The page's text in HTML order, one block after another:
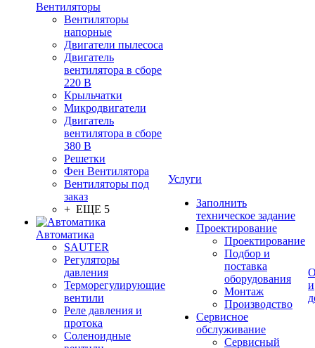
Вентиляторы
Вентиляторы
напорные
Двигатели пылесоса
Двигатель
вентилятора в сборе
220 В
Крыльчатки
Микродвигатели
Двигатель
вентилятора в сборе
380 В
Решетки
Фен Вентилятора
Вентиляторы под
заказ
+ ЕЩЕ 5
Автоматика
SAUTER
Регуляторы
давления
Терморегулирующие
вентили
Реле давления и
протока
Соленоидные
Услуги
Заполнить
техническое задание
Проектирование
Проектирование
Подбор и
поставка
оборудования
Монтаж
Производство
Сервисное
обслуживание
Сервисный
и